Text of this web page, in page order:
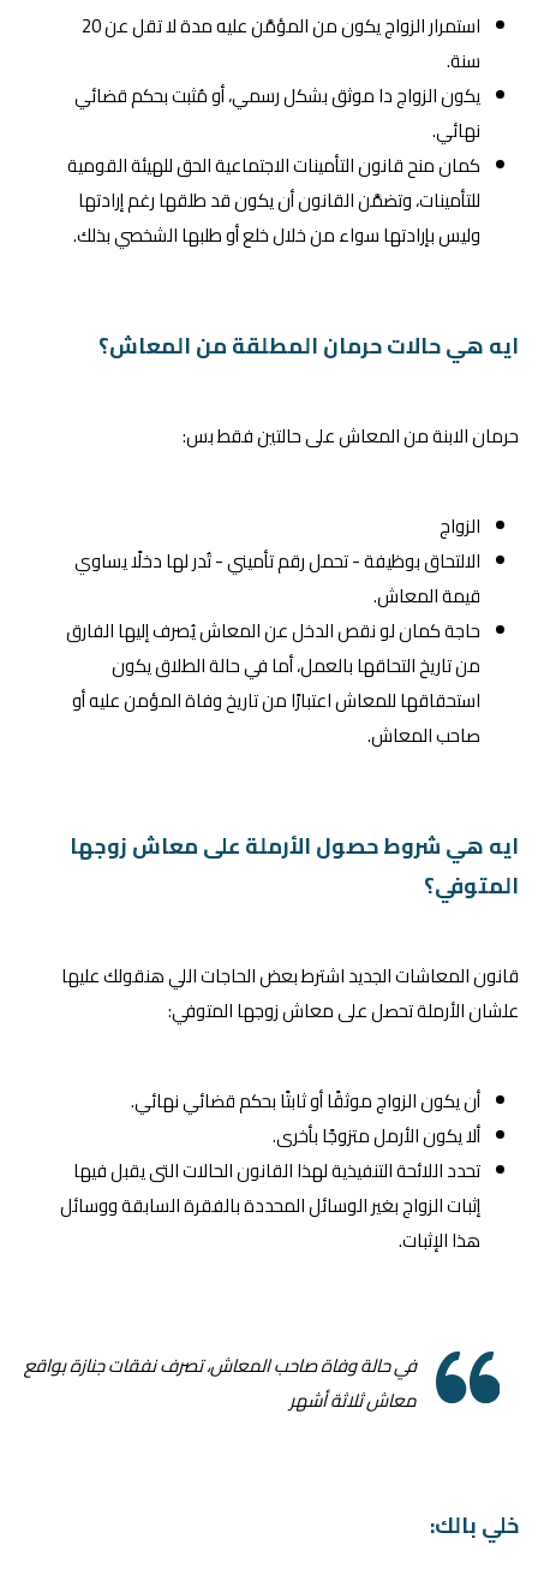
استمرار الزواج يكون من المؤمَّن عليه مدة لا تقل عن 20
سنة.
يكون الزواج دا موثق بشكل رسمي، أو مُثبت بحكم قضائي
نهائي.
كمان منح قانون التأمينات الاجتماعية الحق للهيئة القومية
للتأمينات، وتضمَّن القانون أن يكون قد طلقها رغم إرادتها
وليس بإرادتها سواء من خلال خلع أو طلبها الشخصي بذلك.
ايه هي حالات حرمان المطلقة من المعاش؟
حرمان الابنة من المعاش على حالتين فقط بس:
الزواج
الالتحاق بوظيفة - تحمل رقم تأميني - تُدر لها دخلًا يساوي
قيمة المعاش.
حاجة كمان لو نقص الدخل عن المعاش يُصرف إليها الفارق
من تاريخ التحاقها بالعمل، أما في حالة الطلاق يكون
استحقاقها للمعاش اعتبارًا من تاريخ وفاة المؤمن عليه أو
صاحب المعاش.
ايه هي شروط حصول الأرملة على معاش زوجها
المتوفي؟
قانون المعاشات الجديد اشترط بعض الحاجات اللي هنقولك عليها
علشان الأرملة تحصل على معاش زوجها المتوفي:
أن يكون الزواج موثقًا أو ثابتًا بحكم قضائي نهائي.
ألا يكون الأرمل متزوجًا بأخرى.
تحدد اللائحة التنفيذية لهذا القانون الحالات التى يقبل فيها
إثبات الزواج بغير الوسائل المحددة بالفقرة السابقة ووسائل
هذا الإثبات.
في حالة وفاة صاحب المعاش، تصرف نفقات جنازة بواقع
معاش ثلاثة أشهر
خلي بالك: